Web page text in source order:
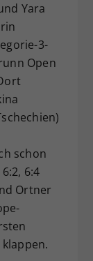
Yara
3-
Open
schon
6:4
Ortner